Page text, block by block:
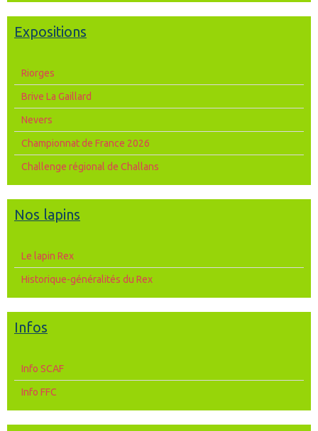
Expositions
Riorges
Brive La Gaillard
Nevers
Championnat de France 2026
Challenge régional de Challans
Nos lapins
Le lapin Rex
Historique-généralités du Rex
Infos
Info SCAF
Info FFC